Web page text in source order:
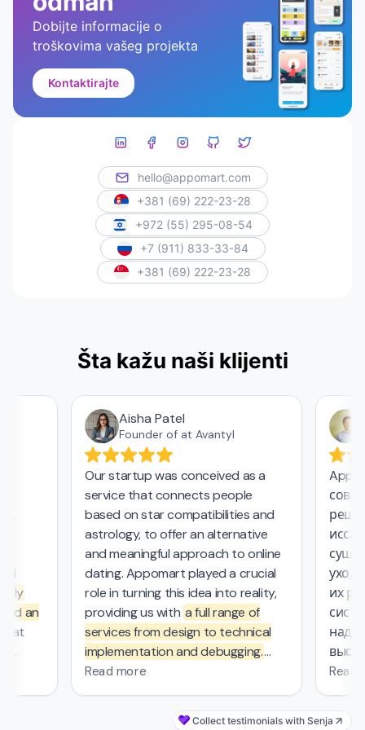
Dobijte informacije o
troškovima vašeg projekta
Kontaktirajte
hello@appomart.com
+381 (69) 222-23-28
+972 (55) 295-08-54
+7 (911) 833-33-84
+381 (69) 222-23-28
Šta kažu naši klijenti
an
Aisha Patel
Founder of at Avantyl
Our startup was conceived as a
service that connects people
based on star compatibilities and
astrology, to offer an alternative
and meaningful approach to online
dating. Appomart played a crucial
role in turning this idea into reality,
providing us witha full range of
services from design to technical
implementation and debugging.
They managed the complex
mathematical computations
required in our project, which was
Read more
ухода
их
Read
Collect testimonials with Senja